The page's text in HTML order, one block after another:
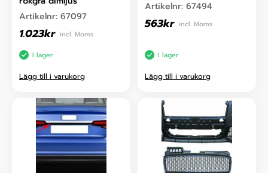
Artikelnr: 67097
1.023kr incl. Moms
I lager
Lägg till i varukorg
Artikelnr: 67494
563kr incl. Moms
I lager
Lägg till i varukorg